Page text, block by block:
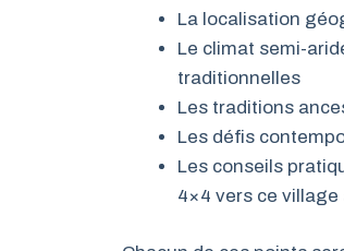
La localisation
Le climat semi-
traditionnelles
Les traditions
Les défis
Les conseils
4×4 vers ce